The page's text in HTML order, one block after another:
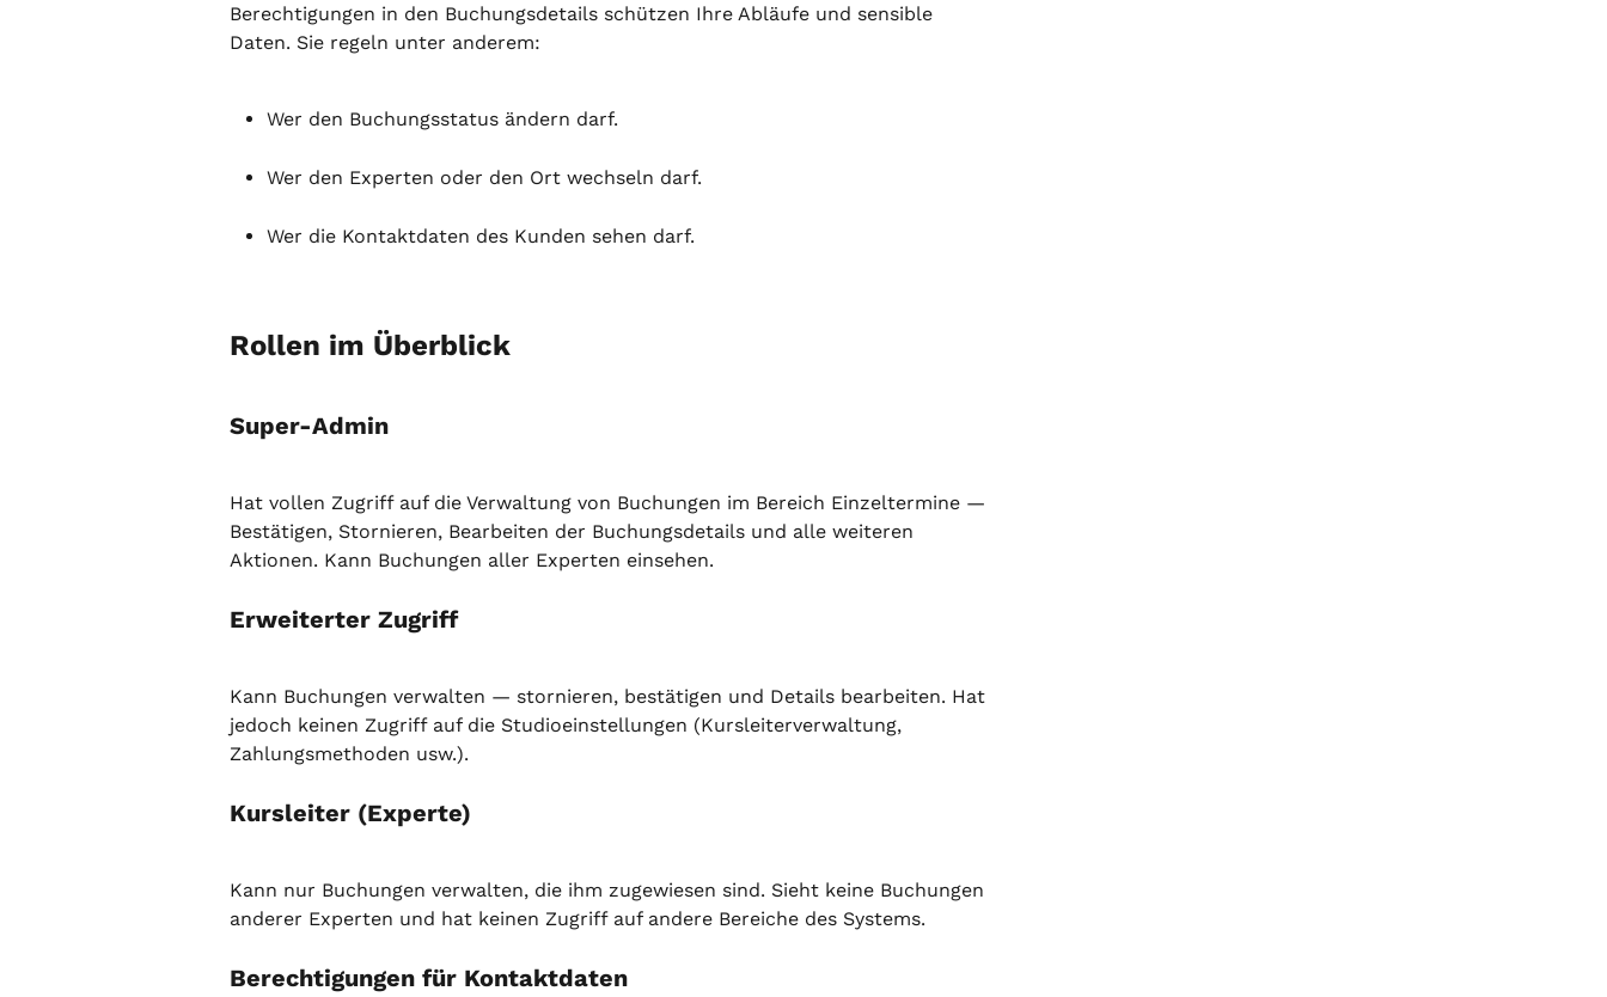
Berechtigungen in den Buchungsdetails schützen Ihre Abläufe und sensible
Daten. Sie regeln unter anderem:
Wer den Buchungsstatus ändern darf.
Wer den Experten oder den Ort wechseln darf.
Wer die Kontaktdaten des Kunden sehen darf.
Rollen im Überblick
Super-Admin
Hat vollen Zugriff auf die Verwaltung von Buchungen im Bereich Einzeltermine —
Bestätigen, Stornieren, Bearbeiten der Buchungsdetails und alle weiteren
Aktionen. Kann Buchungen aller Experten einsehen.
Erweiterter Zugriff
Kann Buchungen verwalten — stornieren, bestätigen und Details bearbeiten. Hat
jedoch keinen Zugriff auf die Studioeinstellungen (Kursleiterverwaltung,
Zahlungsmethoden usw.).
Kursleiter (Experte)
Kann nur Buchungen verwalten, die ihm zugewiesen sind. Sieht keine Buchungen
anderer Experten und hat keinen Zugriff auf andere Bereiche des Systems.
Berechtigungen für Kontaktdaten